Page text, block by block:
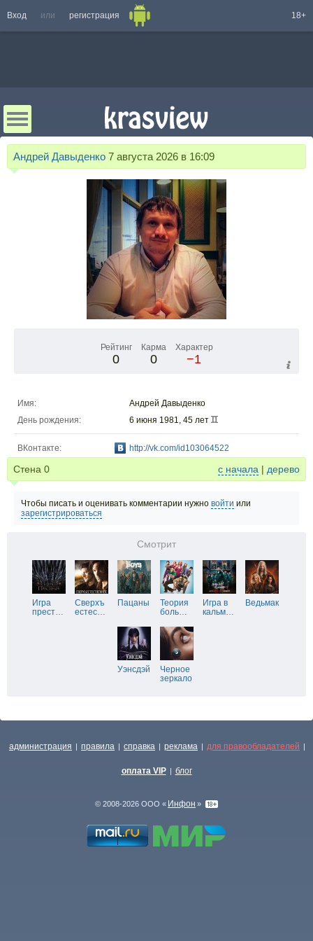
Вход или регистрация 18+
Андрей Давыденко 7 августа 2026 в 16:09
Рейтинг
0
Карма
0
Характер
−1
Имя:
Андрей Давыденко
День рождения:
6 июня 1981, 45 лет
ВКонтакте: http://vk.com/id103064522
Стена 0 с начала | дерево
Чтобы писать и оценивать комментарии нужно войти или
зарегистрироваться
Смотрит
Игра
прест…
Сверхъ
естес…
Пацаны
Теория
боль…
Игра в
кальм…
Ведьмак
Уэнсдэй
Черное
зеркало
администрация | правила | справка | реклама | для правообладателей |
оплата VIP | блог
© 2008-2026 ООО « Инфон »